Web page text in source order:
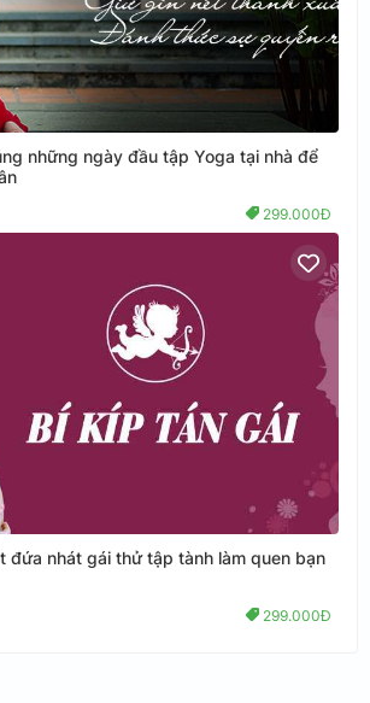
những ngày đầu tập Yoga tại nhà để
299.000Đ
đứa nhát gái thử tập tành làm quen bạn
299.000Đ